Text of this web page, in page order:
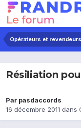
Opérateurs et revendeurs
Résiliation
Par pasdaccords
16 décembre 2011 dans